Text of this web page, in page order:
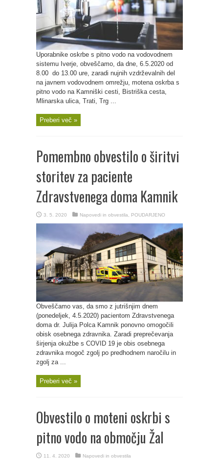
Uporabnike oskrbe s pitno vodo na vodovodnem
sistemu Iverje, obveščamo, da dne, 6.5.2020 od
8.00 do 13.00 ure, zaradi nujnih vzdrževalnih del
na javnem vodovodnem omrežju, motena oskrba s
pitno vodo na Kamniški cesti, Bistriška cesta,
Mlinarska ulica, Trati, Trg ...
Preberi več »
Pomembno obvestilo o širitvi
storitev za paciente
Zdravstvenega doma Kamnik
3. 5. 2020 Napovedi in obvestila POUDARJENO
Obveščamo vas, da smo z jutrišnjim dnem
(ponedeljek, 4.5.2020) pacientom Zdravstvenega
doma dr. Julija Polca Kamnik ponovno omogočili
obisk osebnega zdravnika. Zaradi preprečevanja
širjenja okužbe s COVID 19 je obis osebnega
zdravnika mogoč zgolj po predhodnem naročilu in
zgolj za ...
Preberi več »
Obvestilo o moteni oskrbi s
pitno vodo na območju Žal
11. 4. 2020 Napovedi in obvestila